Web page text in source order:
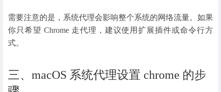
需要注意的是，系统代理会影响整个系统的网络流量。如果
你只希望 Chrome 走代理，建议使用扩展插件或命令行方
式。
三、macOS 系统代理设置 chrome 的步